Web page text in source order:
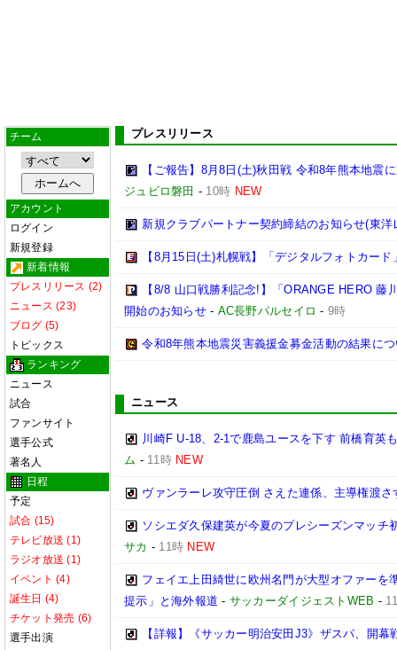
チーム
アカウント
ログイン
新規登録
新着情報
プレスリリース (2)
ニュース (23)
ブログ (5)
トピックス
ランキング
ニュース
試合
ファンサイト
選手公式
著名人
日程
予定
試合 (15)
テレビ放送 (1)
ラジオ放送 (1)
イベント (4)
誕生日 (4)
チケット発売 (6)
選手出演
プレスリリース
【ご報告】8月8日(土)秋田戦 令和8年熊本地震
ジュビロ磐田 - 10時 NEW
新規クラブパートナー契約締結のお知らせ(東洋
【8月15日(土)札幌戦】「デジタルフォトカー
【8/8 山口戦勝利記念!】「ORANGE HERO
開始のお知らせ- AC長野パルセイロ - 9時
令和8年熊本地震災害義援金募金活動の結果に
ニュース
川崎F U-18、2-1で鹿島ユースを下す 前橋育英
ム - 11時 NEW
ヴァンラーレ攻守圧倒 さえた連係、主導権渡
ソシエダ久保建英が今夏のプレシーズンマッ
サカ - 11時 NEW
フェイエ上田綺世に欧州名門が大型オファーを
提示」と海外報道 - サッカーダイジェストWEB -
【詳報】《サッカー明治安田J3》ザスパ、開